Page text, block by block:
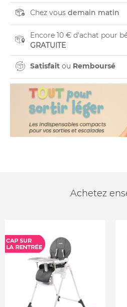
Chez vous demain matin
Encore 10 € d'achat pour
GRATUITE
Satisfait ou Remboursé
Achetez